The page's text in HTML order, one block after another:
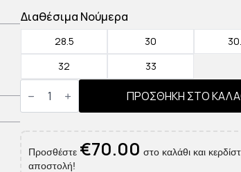
Διαθέσιμα Νούμερα
28.5 30
32
33
Adidas
Nebzed
K
Running
ποσότητα
ΠΡΟΣΘΉΚΗ ΣΤΟ
Προσθέστε €70.00 στο καλάθι και
αποστολή!